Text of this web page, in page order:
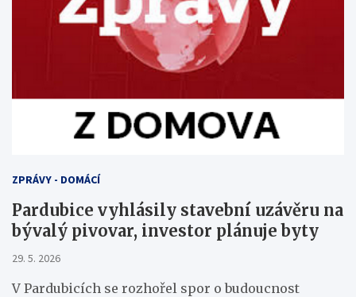
ZPRÁVY - DOMÁCÍ
Pardubice vyhlásily stavební uzávěru na
bývalý pivovar, investor plánuje byty
29. 5. 2026
V Pardubicích se rozhořel spor o budoucnost